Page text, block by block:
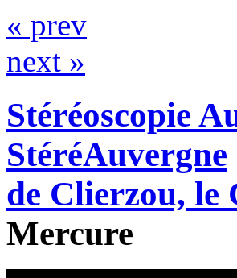
« prev
next »
Stéréoscopie
StéréAuvergne
de Clierzou, le
Mercure